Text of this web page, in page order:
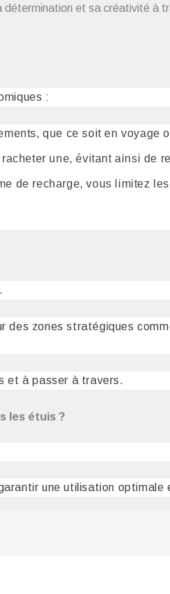
détermination et sa créativité à
:
que ce soit en voyage
une, évitant ainsi de
de recharge, vous limitez
des zones stratégiques
et à passer à travers.
les étuis ?
une utilisation